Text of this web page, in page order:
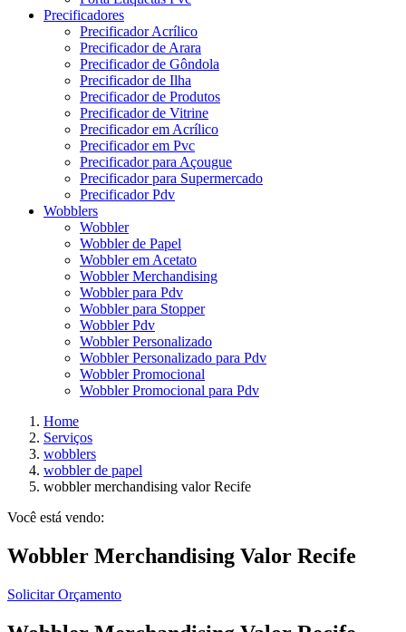
Precificadores
Precificador Acrílico
Precificador de Arara
Precificador de Gôndola
Precificador de Ilha
Precificador de Produtos
Precificador de Vitrine
Precificador em Acrílico
Precificador em Pvc
Precificador para Açougue
Precificador para Supermercado
Precificador Pdv
Wobblers
Wobbler
Wobbler de Papel
Wobbler em Acetato
Wobbler Merchandising
Wobbler para Pdv
Wobbler para Stopper
Wobbler Pdv
Wobbler Personalizado
Wobbler Personalizado para Pdv
Wobbler Promocional
Wobbler Promocional para Pdv
Home
Serviços
wobblers
wobbler de papel
wobbler merchandising valor Recife
Você está vendo:
Wobbler Merchandising Valor Recife
Solicitar Orçamento